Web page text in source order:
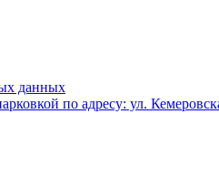
данных
по адресу: ул.